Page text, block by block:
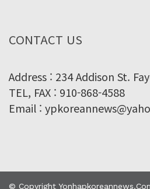
CONTACT US
Address : 234 Addison St.
TEL, FAX : 910-868-4588
Email :
© Copyright